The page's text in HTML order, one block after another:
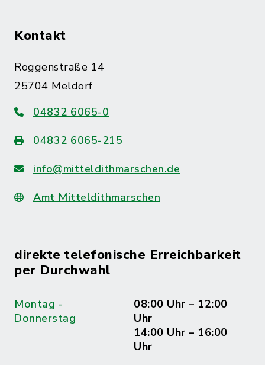
Kontakt
Roggenstraße 14
25704 Meldorf
04832 6065-0
04832 6065-215
info@mitteldithmarschen.de
Amt Mitteldithmarschen
direkte telefonische Erreichbarkeit
per Durchwahl
Montag -
Donnerstag
08:00 Uhr – 12:00
Uhr
14:00 Uhr – 16:00
Uhr